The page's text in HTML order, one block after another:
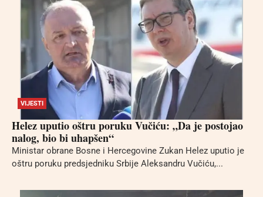
VIJESTI
Helez uputio oštru poruku Vučiću: „Da je postojao
nalog, bio bi uhapšen“
Ministar obrane Bosne i Hercegovine Zukan Helez uputio je
oštru poruku predsjedniku Srbije Aleksandru Vučiću,...